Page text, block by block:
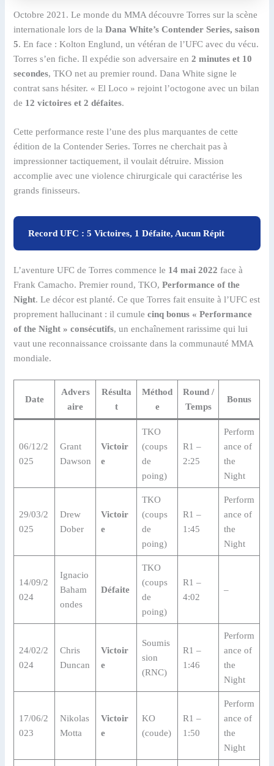
Octobre 2021. Le monde du MMA découvre Torres sur la scène
internationale lors de laDana White’s Contender Series, saison
5. En face : Kolton Englund, un vétéran de l’UFC avec du vécu.
Torres s’en fiche. Il expédie son adversaire en2 minutes et 10
secondes, TKO net au premier round. Dana White signe le
contrat sans hésiter. « El Loco » rejoint l’octogone avec un bilan
de 12 victoires et 2 défaites.
Cette performance reste l’une des plus marquantes de cette
édition de la Contender Series. Torres ne cherchait pas à
impressionner tactiquement, il voulait détruire. Mission
accomplie avec une violence chirurgicale qui caractérise les
grands finisseurs.
Record UFC : 5 Victoires, 1 Défaite, Aucun Répit
L’aventure UFC de Torres commence le 14 mai 2022 face à
Frank Camacho. Premier round, TKO,Performance of the
Night. Le décor est planté. Ce que Torres fait ensuite à l’UFC est
proprement hallucinant : il cumulecinq bonus « Performance
of the Night » consécutifs, un enchaînement rarissime qui lui
vaut une reconnaissance croissante dans la communauté MMA
mondiale.
Date
Advers
aire
Résulta
t
Méthod
e
Round /
Temps
Bonus
06/12/2
025
Grant
Dawson
Victoir
e
TKO
(coups
de
poing)
R1 –
2:25
Perform
ance of
the
Night
29/03/2
025
Drew
Dober
Victoir
e
TKO
(coups
de
poing)
R1 –
1:45
Perform
ance of
the
Night
14/09/2
024
Ignacio
Baham
ondes
Défaite
TKO
(coups
de
poing)
R1 –
4:02
–
24/02/2
024
Chris
Duncan
Victoir
e
Soumis
sion
(RNC)
R1 –
1:46
Perform
ance of
the
Night
17/06/2
023
Nikolas
Motta
Victoir
e
KO
(coude)
R1 –
1:50
Perform
ance of
the
Night